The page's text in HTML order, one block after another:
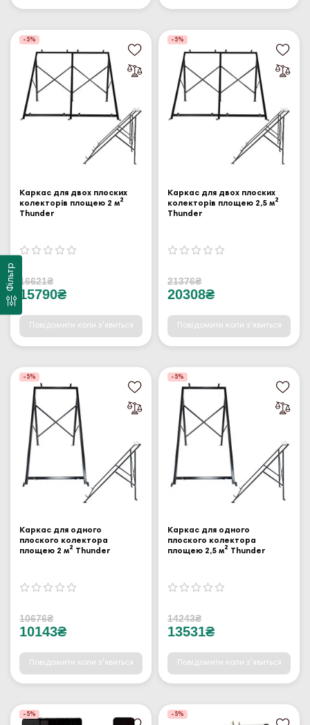
Фільтр
-5%
Каркас для двох плоских
колекторів площею 2 м²
Thunder
16621₴
15790₴
Повідомити коли з'явиться
-5%
Каркас для двох плоских
колекторів площею 2,5 м²
Thunder
21376₴
20308₴
Повідомити коли з'явиться
-5%
Каркас для одного
плоского колектора
площею 2 м² Thunder
10676₴
10143₴
Повідомити коли з'явиться
-5%
Каркас для одного
плоского колектора
площею 2,5 м² Thunder
14243₴
13531₴
Повідомити коли з'явиться
-5% -5%